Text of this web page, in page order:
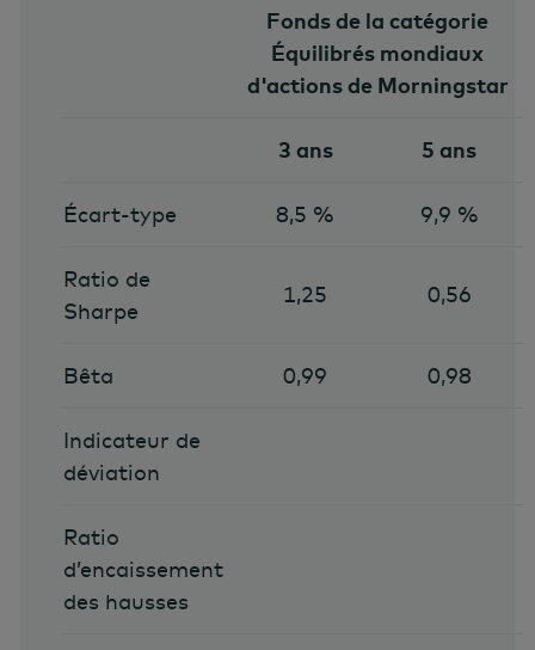
Fonds de la catégorie
Équilibrés mondiaux
d'actions de Morningstar
3 ans 5 ans
Écart-type 8,5 % 9,9 %
Ratio de
Sharpe
1,25 0,56
Bêta 0,99 0,98
Indicateur de
déviation
Ratio
d’encaissement
des hausses